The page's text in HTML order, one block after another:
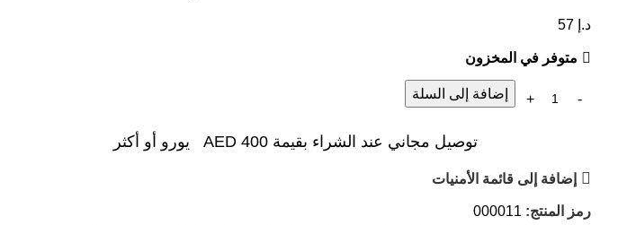
د.إ
متوفر في المخزون
إضافة إلى السلة
توصيل مجاني عند الشراء بقيمة AED 400 يورو أو أكثر
إضافة إلى قائمة الأمنيات
رمز المنتج: 000011